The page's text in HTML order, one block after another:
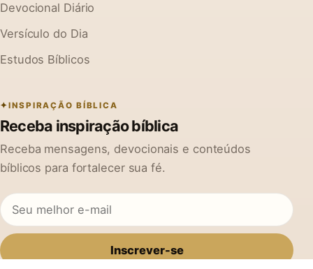
Devocional Diário
Versículo do Dia
Estudos Bíblicos
INSPIRAÇÃO BÍBLICA
Receba inspiração bíblica
Receba mensagens, devocionais e conteúdos
bíblicos para fortalecer sua fé.
Inscrever-se